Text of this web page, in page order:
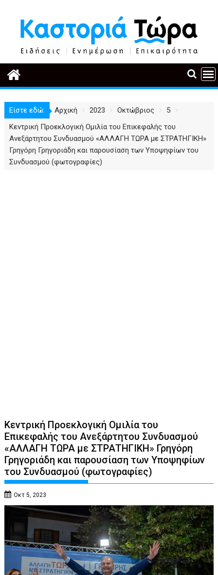
περιεχόμενο
Είστε εδώ: Αρχική 2023 Οκτώβριος
5
Κεντρική Προεκλογική Ομιλία του Επικεφαλής του
Ανεξάρτητου Συνδυασμού «ΑΛΛΑΓΗ ΤΩΡΑ με ΣΤΡΑΤΗΓΙΚΗ»
Γρηγόρη Γρηγοριάδη και παρουσίαση των Υποψηφίων του
Συνδυασμού (φωτογραφίες)
Κεντρική Προεκλογική Ομιλία του
Επικεφαλής του Ανεξάρτητου Συνδυασμού
«ΑΛΛΑΓΗ ΤΩΡΑ με ΣΤΡΑΤΗΓΙΚΗ» Γρηγόρη
Γρηγοριάδη και παρουσίαση των Υποψηφίων
του Συνδυασμού (φωτογραφίες)
Οκτ 5, 2023